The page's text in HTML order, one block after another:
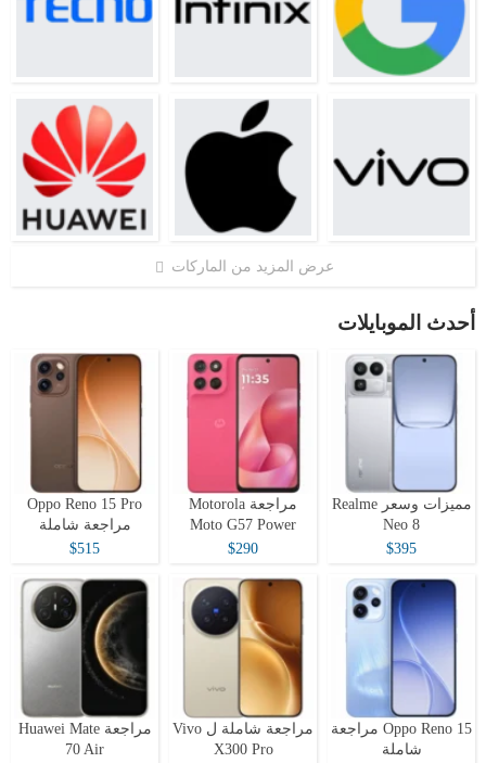
عرض المزيد من الماركات
أحدث الموبايلات
مميزات وسعر Realme
Neo 8
$395
مراجعة Motorola
Moto G57 Power
$290
Oppo Reno 15 Pro
مراجعة شاملة
$515
Oppo Reno 15 مراجعة
شاملة
مراجعة شاملة ل Vivo
X300 Pro
مراجعة Huawei Mate
70 Air